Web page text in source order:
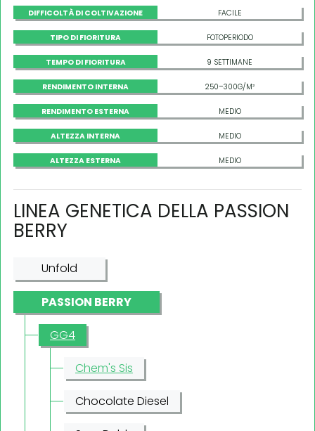
DIFFICOLTÀ DI COLTIVAZIONE FACILE
TIPO DI FIORITURA FOTOPERIODO
TEMPO DI FIORITURA 9 SETTIMANE
RENDIMENTO INTERNA 250–300G/M²
RENDIMENTO ESTERNA MEDIO
ALTEZZA INTERNA MEDIO
ALTEZZA ESTERNA MEDIO
LINEA GENETICA DELLA PASSION
BERRY
Unfold
PASSION BERRY
GG4
Chem's Sis
Chocolate Diesel